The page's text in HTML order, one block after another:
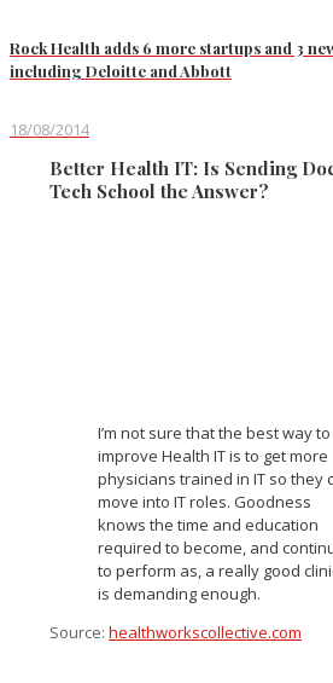
Rock Health adds 6 more startups and 3
including Deloitte and Abbott
18/08/2014
Better Health IT: Is Sending
Tech School the Answer?
I’m not sure that the best way to
improve Health IT is to get more
physicians trained in IT so they
move into IT roles. Goodness
knows the time and education
required to become, and
to perform as, a really good
is demanding enough.
Source: healthworkscollective.com